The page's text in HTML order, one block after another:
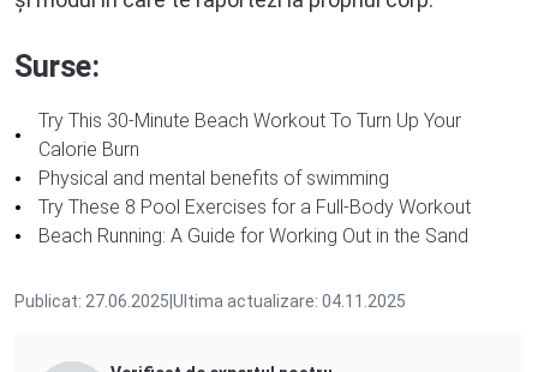
Surse:
Try This 30-Minute Beach Workout To Turn Up Your
Calorie Burn
Physical and mental benefits of swimming
Try These 8 Pool Exercises for a Full-Body Workout
Beach Running: A Guide for Working Out in the Sand
Publicat: 27.06.2025 Ultima actualizare: 04.11.2025